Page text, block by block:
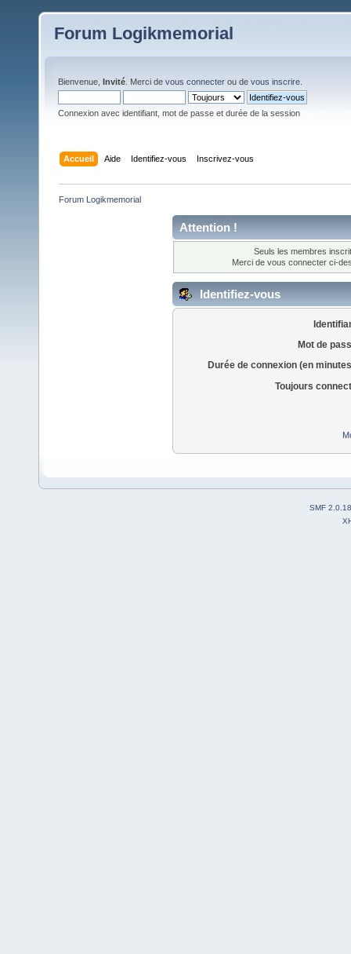
Forum Logikmemorial
Bienvenue, Invité . Merci de vous connecter ou de vous inscrire
Connexion avec identifiant, mot de passe et durée de la session
Accueil Aide Identifiez-vous Inscrivez-vous
Forum Logikmemorial
Attention !
Seuls les membres
Merci de vous connecter ci-
Identifiez-vous
Mot de
Durée de connexion (en
Toujours
SMF 2.0.18